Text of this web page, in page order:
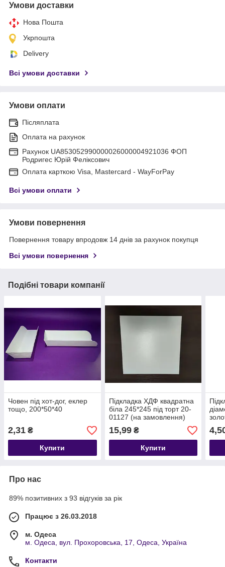
Умови доставки
Нова Пошта
Укрпошта
Delivery
Всі умови доставки
Умови оплати
Післяплата
Оплата на рахунок
Рахунок UA853052990000026000004921036 ФОП
Родригес Юрій Феліксович
Оплата карткою Visa, Mastercard - WayForPay
Всі умови оплати
Умови повернення
Повернення товару впродовж 14 днів за рахунок покупця
Всі умови повернення
Подібні товари компанії
Човен під хот-дог, еклер
тощо, 200*50*40
2,31 ₴
Купити
Підкладка ХДФ квадратна
біла 245*245 під торт 20-
01127 (на замовлення)
15,99₴
Купити
Про нас
89% позитивних з 93 відгуків за рік
Працює з 26.03.2018
м. Одеса
м. Одеса, вул. Прохоровська, 17, Одеса, Україна
Контакти